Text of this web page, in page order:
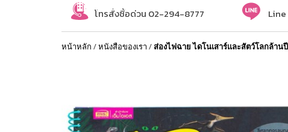
เกี่ยวกับเรา
โทรสั่งซื้อด่วน 02-294-8777
หน้าหลัก /หนังสือของเรา /ส่องไฟฉาย ไดโนเสาร์และสัตว์โลกล้านปี